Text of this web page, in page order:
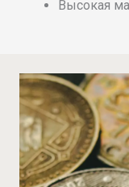
Высокая